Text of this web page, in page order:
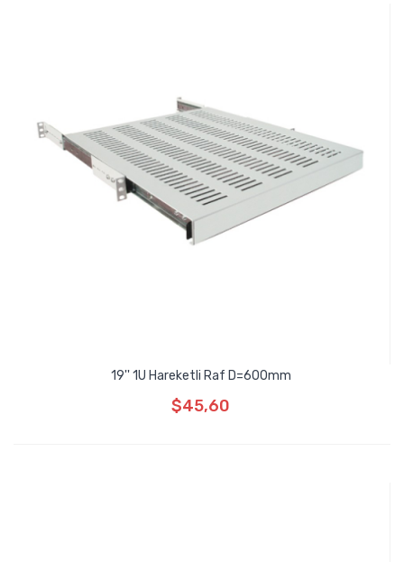
19'' 1U Hareketli Raf D=600mm
$45,60